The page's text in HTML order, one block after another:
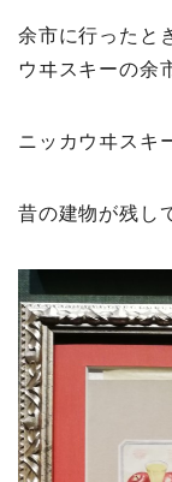
余市に行ったと
ウヰスキーの余
ニッカウヰスキ
昔の建物が残し